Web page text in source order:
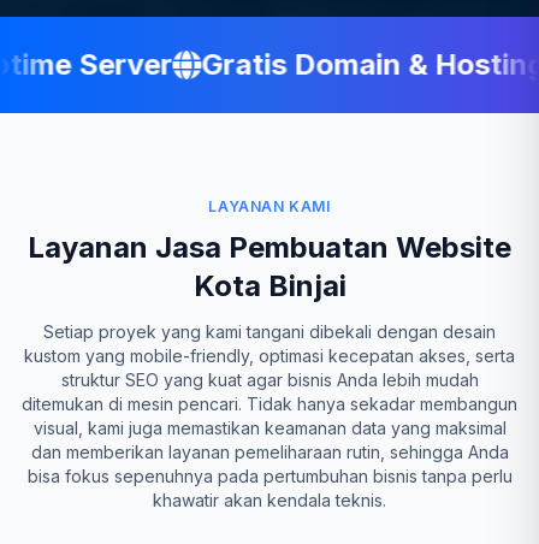
Server Gratis Domain & Hosting
LAYANAN KAMI
Layanan Jasa Pembuatan Website
Kota Binjai
Setiap proyek yang kami tangani dibekali dengan desain
kustom yang mobile-friendly, optimasi kecepatan akses, serta
struktur SEO yang kuat agar bisnis Anda lebih mudah
ditemukan di mesin pencari. Tidak hanya sekadar membangun
visual, kami juga memastikan keamanan data yang maksimal
dan memberikan layanan pemeliharaan rutin, sehingga Anda
bisa fokus sepenuhnya pada pertumbuhan bisnis tanpa perlu
khawatir akan kendala teknis.